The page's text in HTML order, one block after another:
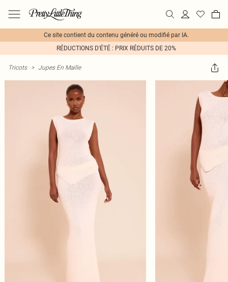
Ce site contient du contenu généré ou modifié par IA.
RÉDUCTIONS D'ÉTÉ : PRIX RÉDUITS DE 20%
Tricots > Jupes En Maille